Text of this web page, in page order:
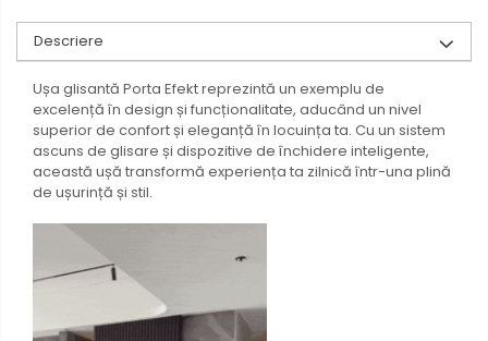
Descriere
Ușa glisantă Porta Efekt reprezintă un exemplu de
excelență în design și funcționalitate, aducând un nivel
superior de confort și eleganță în locuința ta. Cu un sistem
ascuns de glisare și dispozitive de închidere inteligente,
această ușă transformă experiența ta zilnică într-una plină
de ușurință și stil.